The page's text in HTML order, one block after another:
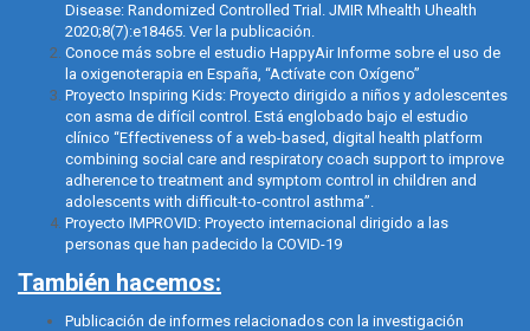
Disease: Randomized Controlled Trial. JMIR Mhealth Uhealth
2020;8(7):e18465. Ver la publicación.
Conoce más sobre el estudio HappyAir Informe sobre el uso de
la oxigenoterapia en España, “Actívate con Oxígeno”
Proyecto Inspiring Kids: Proyecto dirigido a niños y adolescentes
con asma de difícil control. Está englobado bajo el estudio
clínico “Effectiveness of a web-based, digital health platform
combining social care and respiratory coach support to improve
adherence to treatment and symptom control in children and
adolescents with difficult-to-control asthma”.
Proyecto IMPROVID: Proyecto internacional dirigido a las
personas que han padecido la COVID-19
También hacemos:
Publicación de informes relacionados con la investigación